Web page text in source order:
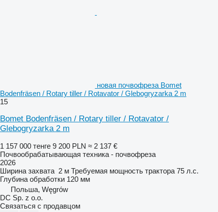
новая почвофреза Bomet
Bodenfräsen / Rotary tiller / Rotavator / Glebogryzarka 2 m
15
Bomet Bodenfräsen / Rotary tiller / Rotavator /
Glebogryzarka 2 m
1 157 000 тенге 9 200 PLN ≈ 2 137 €
Почвообрабатывающая техника - почвофреза
2026
Ширина захвата 2 м Требуемая мощность трактора 75 л.с.
Глубина обработки 120 мм
Польша, Węgrów
DC Sp. z o.o.
Связаться с продавцом